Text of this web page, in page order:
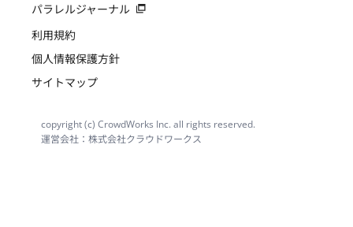
パラレルジャーナル
利用規約
個人情報保護方針
サイトマップ
copyright (c) CrowdWorks Inc. all rights reserved.
運営会社：株式会社クラウドワークス